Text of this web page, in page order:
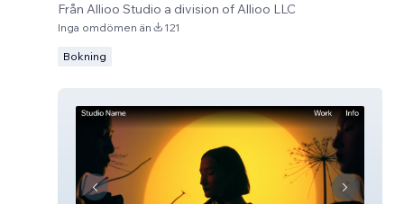
Från Allioo Studio a division of Allioo LLC
Inga omdömen än 121
Bokning